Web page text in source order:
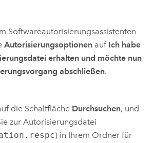
Softwareautorisierungsassistenten
Autorisierungsoptionenauf Ich habe
erhalten und möchte nun
abschließen.
die Schaltfläche Durchsuchen, und
zur Autorisierungsdatei
) in Ihrem Ordner für